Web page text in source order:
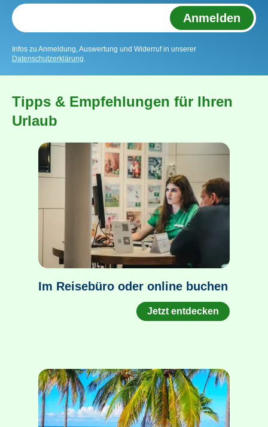
Anmelden
Infos zu Anmeldung, Auswertung und Widerruf in unserer
Datenschutzerklärung.
Tipps & Empfehlungen für Ihren
Urlaub
Im Reisebüro oder online buchen
Jetzt entdecken